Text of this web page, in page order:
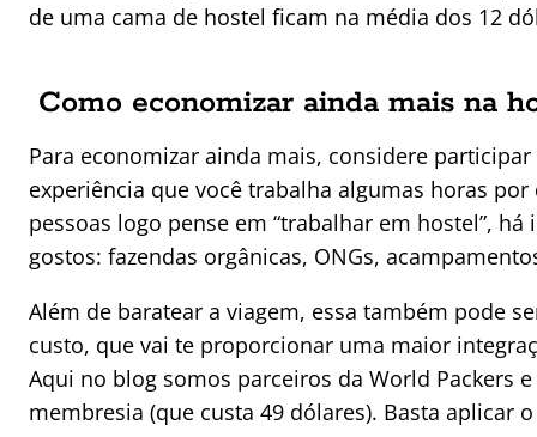
de uma cama de hostel ficam na média dos 12
Como economizar ainda mais na
Para economizar ainda mais, considere
experiência que você trabalha algumas horas
pessoas logo pense em “trabalhar em hostel”,
gostos: fazendas orgânicas, ONGs,
Além de baratear a viagem, essa também pode
custo, que vai te proporcionar uma maior
Aqui no blog somos parceiros da World Packers
membresia (que custa 49 dólares). Basta aplicar